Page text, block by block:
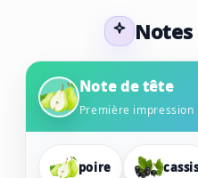
Note de tête
Première impression
poire